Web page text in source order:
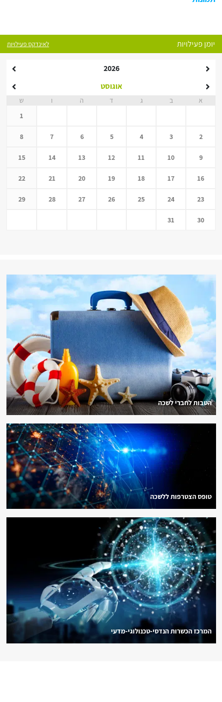
יומן פעילויות לאינדקס פעילויות
2026
אוגוסט
א ב ג ד ה ו
ש
1
2
3
4
5
6
7
8
9
10
11
12
13
14
15
16
17
18
19
20
21
22
23
24
25
26
27
28
29
30
31
הטבות לחברי לשכה
טופס הצטרפות ללשכה
המרכז הכשרות הנדסי-טכנולוגי-מדעי